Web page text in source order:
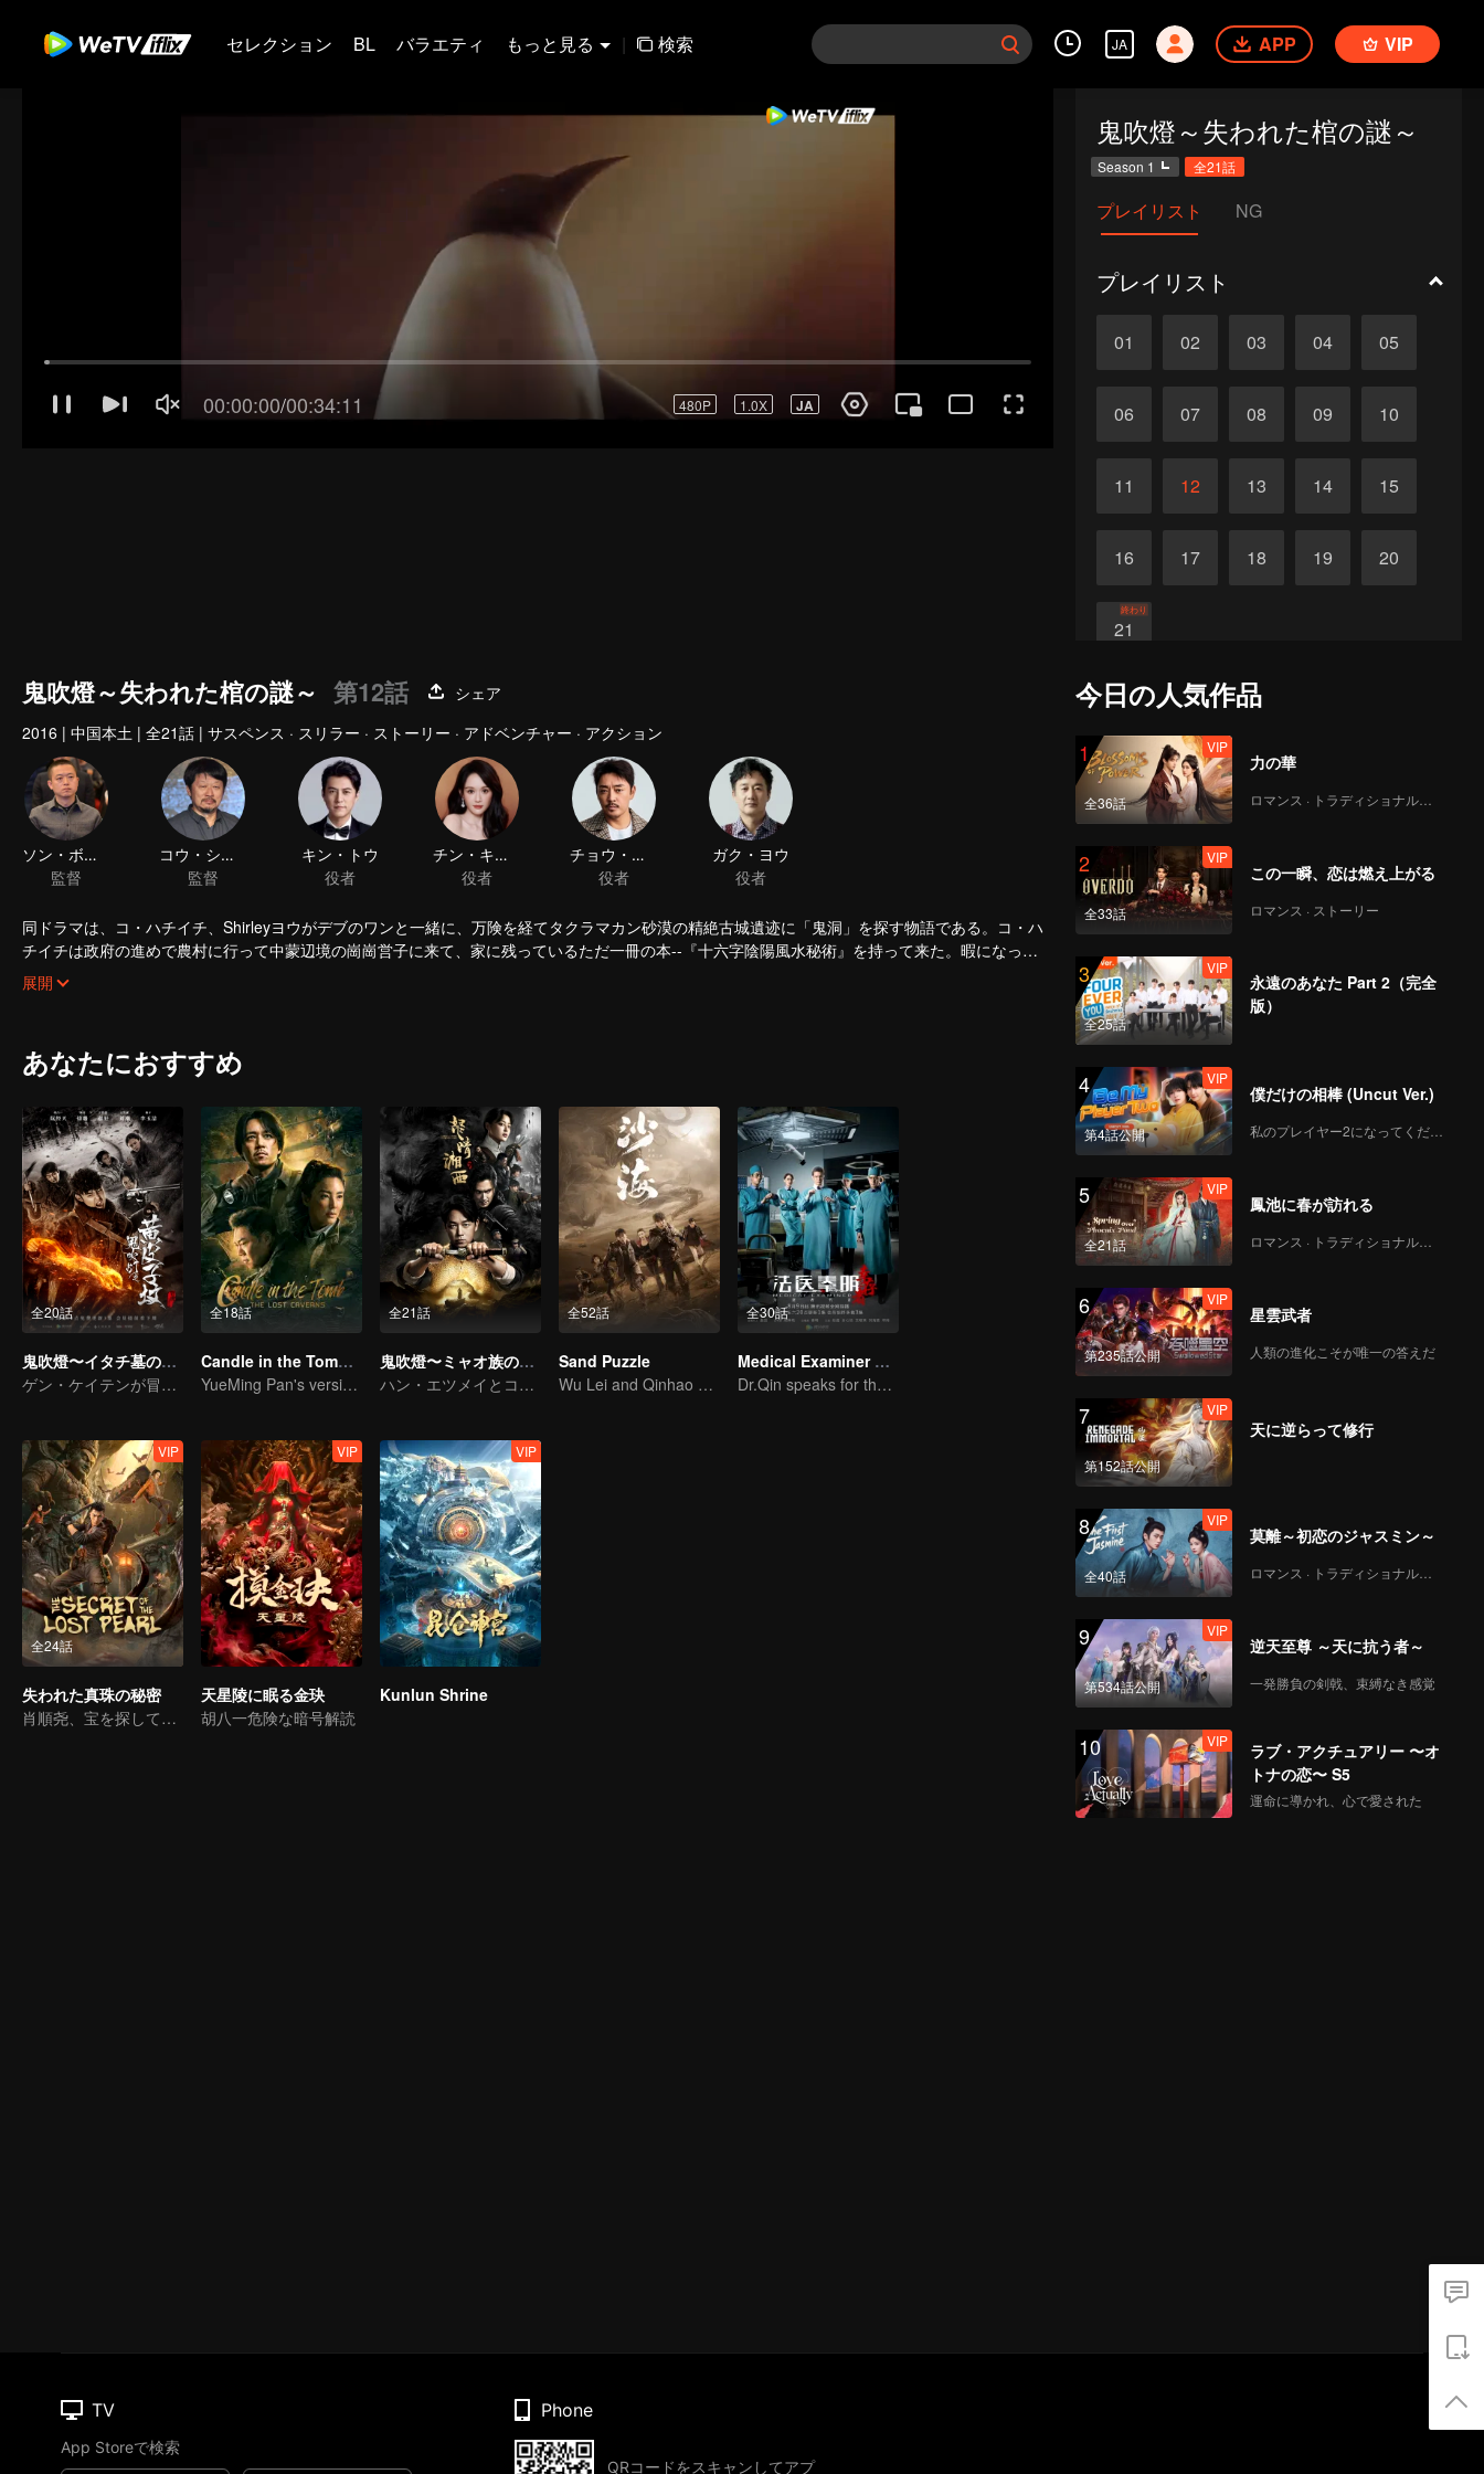
セレクション BL バラエティ もっと見る | 検索 JA APP VIP
鬼吹燈～失われた棺の謎～
Season 1 全21話
プレイリスト NG
プレイリスト
01 02 03 04 05
06 07 08 09 10
11 12 13 14 15
16 17 18 19 20
21
終わり
鬼吹燈～失われた棺の謎～ 第12話
シェア
2016 | 中国本土 | 全21話 | サスペンス · スリラー · ストーリー · アドベンチャー · アクション
ソン・ボクリュウ
監督
コウ・ショウ
監督
キン・トウ
役者
同ドラマは、コ・ハチイチ、Shirleyヨウがデブのワンと一緒に、万険を経てタクラマカン砂漠の精絶古城遺迹に「鬼洞」を探す物語である。コ・ハ
チイチは政府の進めで農村に行って中蒙辺境の崗崗営子に来て、家に残っているただ一冊の本--『十六字陰陽風水秘術』を持って来た。暇になった
ら本の中の文字をすらすら暗記した。その後チベットに入隊したが、雪崩に遭って巨大な地溝に落ちた。コ・ハチイチは自分が知っていた墓の秘術
を利用して死なずに逃げた。復員後、コ・ハチイチは親友のデブと一緒に新疆の考古に向かう考古学チームに入った。一行は万険を経てタクラマカ
展開
あなたにおすすめ
全20話
鬼吹燈〜イタチ墓の呪い〜
ゲン・ケイテンが冒険団と危険地で生存を求め
全18話
Candle in the Tomb: The Lost Caverns
YueMing Pan's version of Hu Bayi leads the adventure
全21話
鬼吹燈〜ミャオ族の秘宝〜
ハン・エツメイとコウ・イコウ絶壁懸棺の謎を解ける
全52話
Sand Puzzle
Wu Lei and Qinhao opens their adventure tour.
全30話
Medical Examiner Dr. Qin:The Survivor
Dr.Qin speaks for the dead.
全24話
VIP
失われた真珠の秘密
肖順尧、宝を探して血の呪いを解く
VIP
天星陵に眠る金玦
胡八一危険な暗号解読
VIP
Kunlun Shrine
今日の人気作品
1
全36話
VIP
力の華
ロマンス · トラディショナル・コスチューム
2
全33話
VIP
この一瞬、恋は燃え上がる
ロマンス · ストーリー
3
全25話
VIP
永遠のあなた Part 2（完全
版）
4
第4話公開
VIP
僕だけの相棒 (Uncut Ver.)
私のプレイヤー2になってください
5
全21話
VIP
鳳池に春が訪れる
ロマンス · トラディショナル・コスチューム
6
第235話公開
VIP
星雲武者
人類の進化こそが唯一の答えだ
7
第152話公開
VIP
天に逆らって修行
8
全40話
VIP
莫離～初恋のジャスミン～
ロマンス · トラディショナル・コスチューム
9
第534話公開
VIP
逆天至尊 ～天に抗う者～
一発勝負の剣戟、束縛なき感覚
10 VIP
ラブ・アクチュアリー 〜オ
トナの恋〜 S5
運命に導かれ、心で愛された
TV
App Storeで検索
Phone
QRコードをスキャンしてアプ